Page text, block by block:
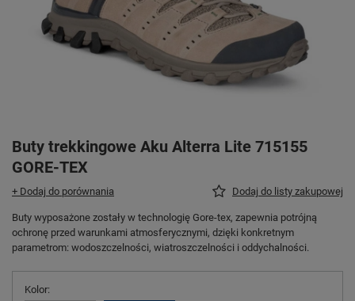
Buty trekkingowe Aku Alterra Lite 715155
GORE-TEX
+ Dodaj do porównania Dodaj do listy zakupowej
Buty wyposażone zostały w technologię Gore-tex, zapewnia potrójną
ochronę przed warunkami atmosferycznymi, dzięki konkretnym
parametrom: wodoszczelności, wiatroszczelności i oddychalności.
Kolor